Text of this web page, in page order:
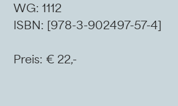
WG: 1112
ISBN: [978-3-902497-57-4]
Preis: € 22,-